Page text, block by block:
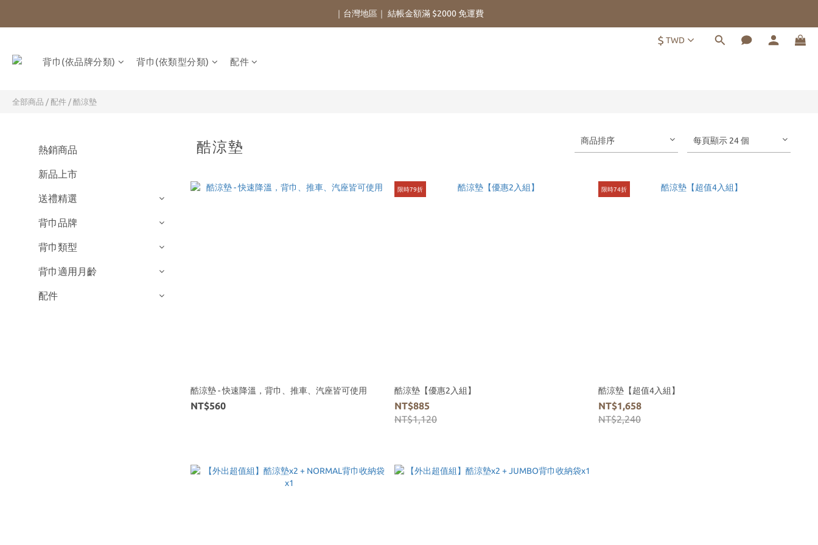
｜台灣地區｜ 結帳金額滿 $2000 免運費
$ TWD
背巾(依品牌分類) 背巾(依類型分類) 配件
全部商品 / 配件 / 酷涼墊
熱銷商品
新品上市
送禮精選
背巾品牌
背巾類型
背巾適用月齡
配件
酷涼墊 商品排序 每頁顯示 24 個
酷涼墊 - 快速降溫，背巾、推車、汽座皆可使用
NT$560
限時79折
酷涼墊【優惠2入組】
NT$885
NT$1,120
限時74折
酷涼墊【超值4入組】
NT$1,658
NT$2,240